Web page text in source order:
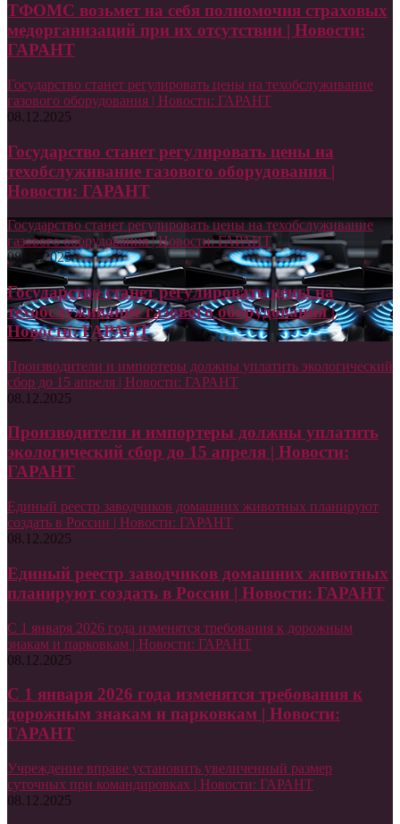
ТФОМС возьмет на себя полномочия страховых
медорганизаций при их отсутствии | Новости:
ГАРАНТ
Государство станет регулировать цены на техобслуживание
газового оборудования | Новости: ГАРАНТ
08.12.2025
Государство станет регулировать цены на
техобслуживание газового оборудования |
Новости: ГАРАНТ
Государство станет регулировать цены на техобслуживание
газового оборудования | Новости: ГАРАНТ
08.12.2025
Государство станет регулировать цены на
техобслуживание газового оборудования |
Новости: ГАРАНТ
Производители и импортеры должны уплатить экологический
сбор до 15 апреля | Новости: ГАРАНТ
08.12.2025
Производители и импортеры должны уплатить
экологический сбор до 15 апреля | Новости:
ГАРАНТ
Единый реестр заводчиков домашних животных планируют
создать в России | Новости: ГАРАНТ
08.12.2025
Единый реестр заводчиков домашних животных
планируют создать в России | Новости: ГАРАНТ
С 1 января 2026 года изменятся требования к дорожным
знакам и парковкам | Новости: ГАРАНТ
08.12.2025
С 1 января 2026 года изменятся требования к
дорожным знакам и парковкам | Новости:
ГАРАНТ
Учреждение вправе установить увеличенный размер
суточных при командировках | Новости: ГАРАНТ
08.12.2025